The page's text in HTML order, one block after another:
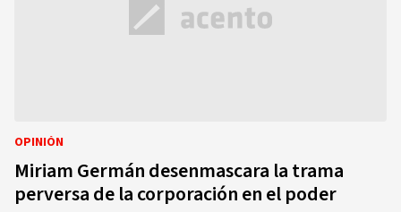
OPINIÓN
Miriam Germán desenmascara la trama
perversa de la corporación en el poder